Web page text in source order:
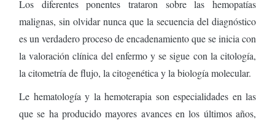
Los diferentes ponentes trataron sobre las hemopatías
malignas, sin olvidar nunca que la secuencia del diagnóstico
es un verdadero proceso de encadenamiento que se inicia con
la valoración clínica del enfermo y se sigue con la citología,
la citometría de flujo, la citogenética y la biología molecular.
Le hematología y la hemoterapia son especialidades en las
que se ha producido mayores avances en los últimos años,